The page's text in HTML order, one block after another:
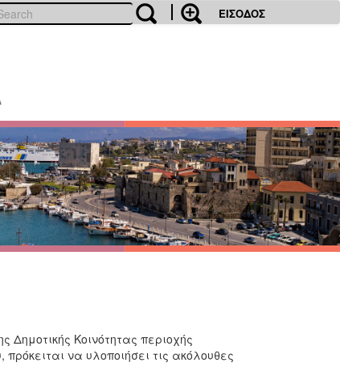
ΕΙΣΟΔΟΣ
Δημοτικής Κοινότητας περιοχής
να υλοποιήσει τις ακόλουθες